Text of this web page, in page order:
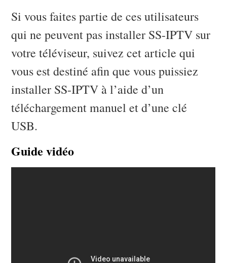
Si vous faites partie de ces utilisateurs
qui ne peuvent pas installer SS-IPTV sur
votre téléviseur, suivez cet article qui
vous est destiné afin que vous puissiez
installer SS-IPTV à l’aide d’un
téléchargement manuel et d’une clé
USB.
Guide vidéo